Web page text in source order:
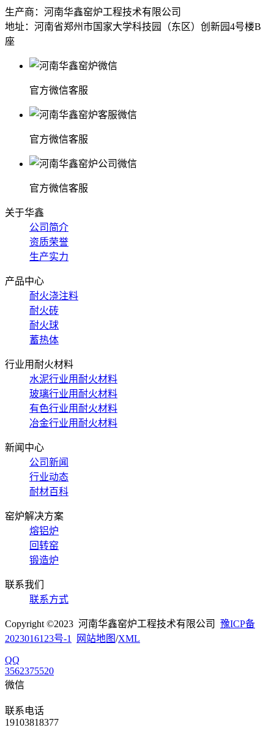
生产商：河南华鑫窑炉工程技术有限公司
地址：河南省郑州市国家大学科技园（东区）创新园4号楼B
座
官方微信客服
官方微信客服
官方微信客服
关于华鑫
公司简介
资质荣誉
生产实力
产品中心
耐火浇注料
耐火砖
耐火球
蓄热体
行业用耐火材料
水泥行业用耐火材料
玻璃行业用耐火材料
有色行业用耐火材料
冶金行业用耐火材料
新闻中心
公司新闻
行业动态
耐材百科
窑炉解决方案
熔铝炉
回转窑
锻造炉
联系我们
联系方式
Copyright ©2023 河南华鑫窑炉工程技术有限公司 豫ICP备
2023016123号-1
网站地图/XML
QQ
3562375520
微信
联系电话
19103818377